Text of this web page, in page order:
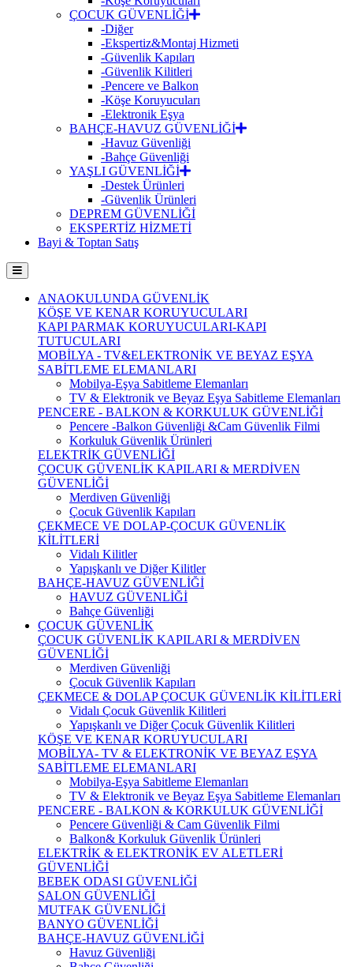
ÇOCUK GÜVENLİĞİ
-Diğer
-Ekspertiz&Montaj Hizmeti
-Güvenlik Kapıları
-Güvenlik Kilitleri
-Pencere ve Balkon
-Köşe Koruyucuları
-Elektronik Eşya
BAHÇE-HAVUZ GÜVENLİĞİ
-Havuz Güvenliği
-Bahçe Güvenliği
YAŞLI GÜVENLİĞİ
-Destek Ürünleri
-Güvenlik Ürünleri
DEPREM GÜVENLİĞİ
EKSPERTİZ HİZMETİ
Bayi & Toptan Satış
ANAOKULUNDA GÜVENLİK
KÖŞE VE KENAR KORUYUCULARI
KAPI PARMAK KORUYUCULARI-KAPI
TUTUCULARI
MOBİLYA - TV&ELEKTRONİK VE BEYAZ EŞYA
SABİTLEME ELEMANLARI
Mobilya-Eşya Sabitleme Elemanları
TV & Elektronik ve Beyaz Eşya Sabitleme Elemanları
PENCERE - BALKON & KORKULUK GÜVENLİĞİ
Pencere -Balkon Güvenliği &Cam Güvenlik Filmi
Korkuluk Güvenlik Ürünleri
ELEKTRİK GÜVENLİĞİ
ÇOCUK GÜVENLİK KAPILARI & MERDİVEN
GÜVENLİĞİ
Merdiven Güvenliği
Çocuk Güvenlik Kapıları
ÇEKMECE VE DOLAP-ÇOCUK GÜVENLİK
KİLİTLERİ
Vidalı Kilitler
Yapışkanlı ve Diğer Kilitler
BAHÇE-HAVUZ GÜVENLİĞİ
HAVUZ GÜVENLİĞİ
Bahçe Güvenliği
ÇOCUK GÜVENLİK
ÇOCUK GÜVENLİK KAPILARI & MERDİVEN
GÜVENLİĞİ
Merdiven Güvenliği
Çocuk Güvenlik Kapıları
ÇEKMECE & DOLAP ÇOCUK GÜVENLİK KİLİTLERİ
Vidalı Çocuk Güvenlik Kilitleri
Yapışkanlı ve Diğer Çocuk Güvenlik Kilitleri
KÖŞE VE KENAR KORUYUCULARI
MOBİLYA- TV & ELEKTRONİK VE BEYAZ EŞYA
SABİTLEME ELEMANLARI
Mobilya-Eşya Sabitleme Elemanları
TV & Elektronik ve Beyaz Eşya Sabitleme Elemanları
PENCERE - BALKON & KORKULUK GÜVENLİĞİ
Pencere Güvenliği & Cam Güvenlik Filmi
Balkon& Korkuluk Güvenlik Ürünleri
ELEKTRİK & ELEKTRONİK EV ALETLERİ
GÜVENLİĞİ
BEBEK ODASI GÜVENLİĞİ
SALON GÜVENLİĞİ
MUTFAK GÜVENLİĞİ
BANYO GÜVENLİĞİ
BAHÇE-HAVUZ GÜVENLİĞİ
Havuz Güvenliği